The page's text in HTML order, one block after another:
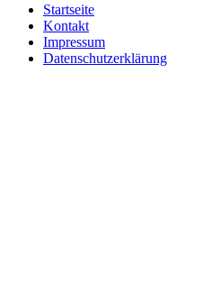
Startseite
Kontakt
Impressum
Datenschutzerklärung